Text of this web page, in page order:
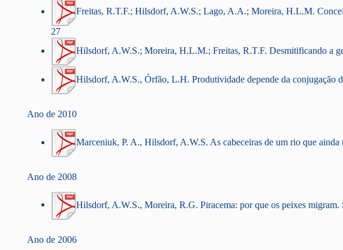
Freitas, R.T.F.; Hilsdorf, A.W.S.; Lago, A.A.; Moreira, H.L.M.
27
Hilsdorf, A.W.S.; Moreira, H.L.M.; Freitas, R.T.F. Desmitificando a
Hilsdorf, A.W.S., Órfão, L.H. Produtividade depende da conjugação
Ano de 2010
Marceniuk, P. A., Hilsdorf, A.W.S. As cabeceiras de um rio que
Ano de 2008
Hilsdorf, A.W.S., Moreira, R.G. Piracema: por que os peixes
Ano de 2006